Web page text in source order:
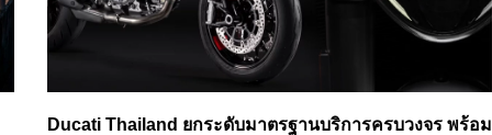
Ducati Thailand ยกระดับมาตรฐานบริการครบวงจร พร้อม